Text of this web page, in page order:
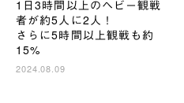
1日3時間以上のヘビー観戦
者が約5人に2人！
さらに5時間以上観戦も約
15%
2024.08.09